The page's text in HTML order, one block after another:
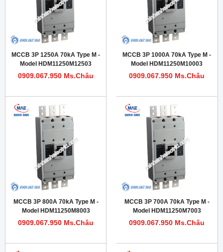
MCCB 3P 1250A 70kA Type M -
Model HDM11250M12503
0909.067.950 Ms.Châu
MCCB 3P 1000A 70kA Type M -
Model HDM11250M10003
0909.067.950 Ms.Châu
MCCB 3P 800A 70kA Type M -
Model HDM11250M8003
0909.067.950 Ms.Châu
MCCB 3P 700A 70kA Type M -
Model HDM11250M7003
0909.067.950 Ms.Châu